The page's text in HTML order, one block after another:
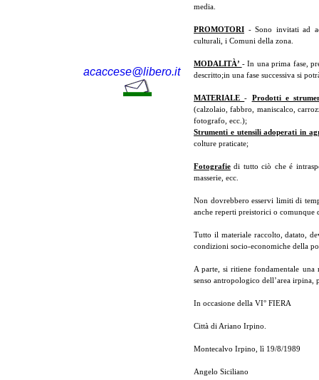
acaccese@libero.it
media.
PROMOTORI - Sono invitati ad
culturali, i Comuni della zona.
MODALITÀ’ - In una prima fase,
descritto;in una fase successiva si
MATERIALE - Prodotti e
(calzolaio, fabbro, maniscalco,
fotografo, ecc.);
Strumenti e utensili adoperati in
colture praticate;
Fotografie di tutto ciò che é
masserie, ecc.
Non dovrebbero esservi limiti di
anche reperti preistorici o comunque
Tutto il materiale raccolto, datato,
condizioni socio-economiche della
A parte, si ritiene fondamentale
senso antropologico dell’area irpina,
In occasione della VI° FIERA
Città di Ariano Irpino.
Montecalvo Irpino, lì 19/8/1989
Angelo Siciliano